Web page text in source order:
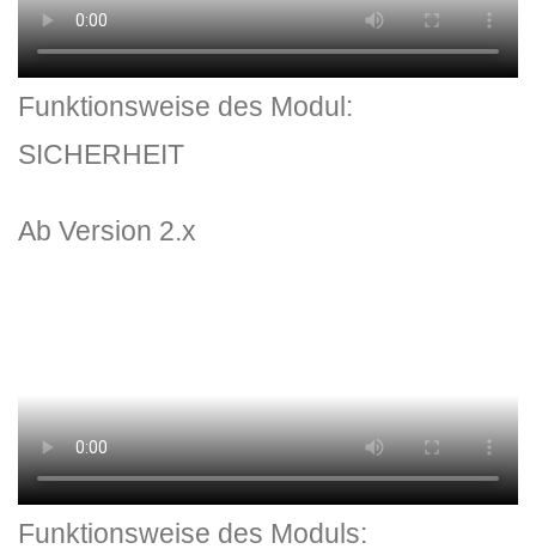
Funktionsweise des Modul:
SICHERHEIT
Ab Version 2.x
Funktionsweise des Moduls: